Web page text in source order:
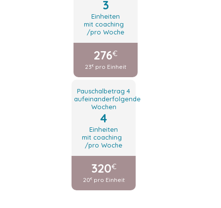
3
Einheiten
mit coaching
/pro Woche
276€
23€ pro Einheit
Pauschalbetrag 4
aufeinanderfolgende
Wochen
4
Einheiten
mit coaching
/pro Woche
320€
20€pro Einheit